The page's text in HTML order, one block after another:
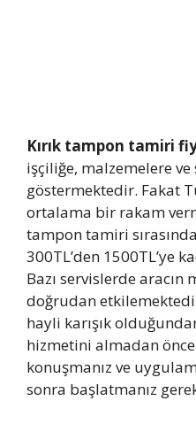
Kırık tampon tamiri
işçiliğe, malzemelere
göstermektedir. Fakat
ortalama bir rakam
tampon tamiri
300TL’den 1500TL’ye
Bazı servislerde aracın
doğrudan
hayli karışık
hizmetini almadan
konuşmanız ve
sonra başlatmanız